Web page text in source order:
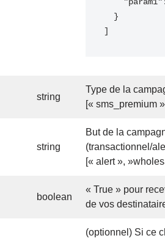
]
string
Type de la
[« sms_premium
string
But de la
(transactionnel/
[« alert »,
boolean
« True » pour
de vos
(optionnel) Si ce